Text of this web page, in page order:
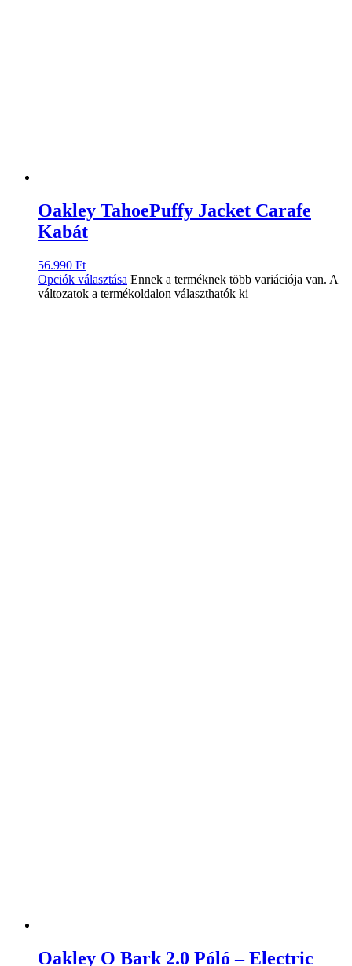
Oakley TahoePuffy Jacket Carafe
Kabát
56.990 Ft
Opciók választása Ennek a terméknek több variációja van. A
változatok a termékoldalon választhatók ki
Oakley O Bark 2.0 Póló – Electric